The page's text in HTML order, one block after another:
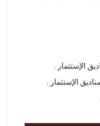
الإستثمار .
الإستثمار .